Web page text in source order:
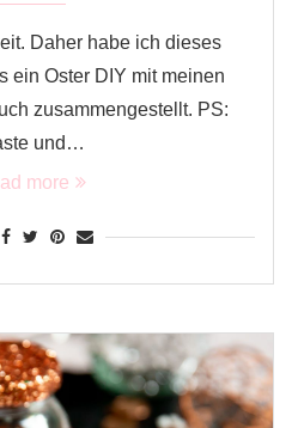
Daher habe ich dieses
ein Oster DIY mit meinen
zusammengestellt. PS:
und…
more